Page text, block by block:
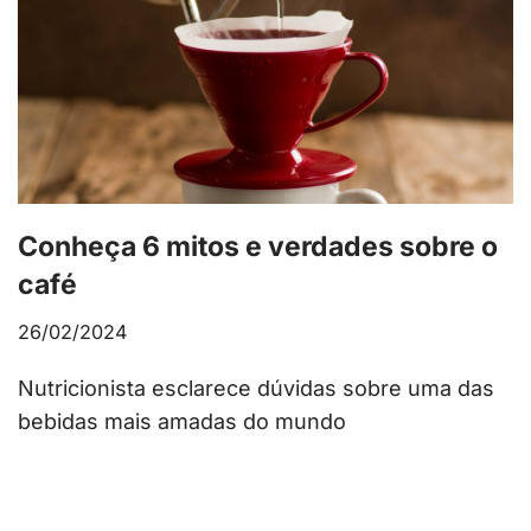
Conheça 6 mitos e verdades sobre o
café
26/02/2024
Nutricionista esclarece dúvidas sobre uma das
bebidas mais amadas do mundo